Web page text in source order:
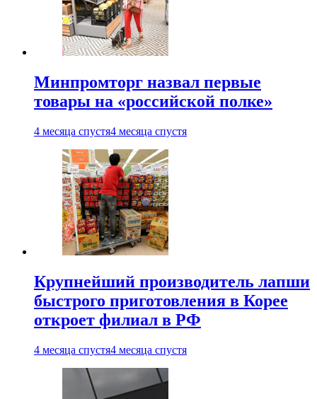
Минпромторг назвал первые
товары на «российской полке»
4 месяца спустя4 месяца спустя
Крупнейший производитель лапши
быстрого приготовления в Корее
откроет филиал в РФ
4 месяца спустя4 месяца спустя